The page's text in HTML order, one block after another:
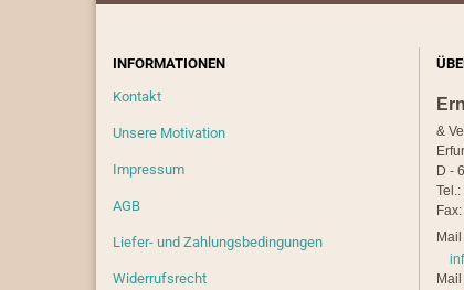
INFORMATIONEN
Kontakt
Unsere Motivation
Impressum
AGB
Liefer- und Zahlungsbedingungen
Widerrufsrecht
&
D -